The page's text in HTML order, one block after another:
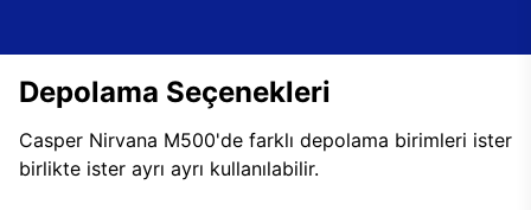
Depolama Seçenekleri
Casper Nirvana M500'de farklı depolama birimleri ister
birlikte ister ayrı ayrı kullanılabilir.